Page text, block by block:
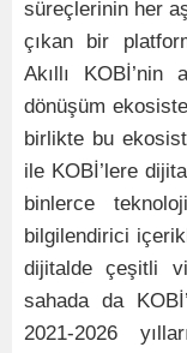
süreçlerinin her
çıkan bir
Akıllı
dönüşüm
birlikte bu
ile KOBİ’lere
binlerce
bilgilendirici
dijitalde çeşitli
sahada da
2021-2026